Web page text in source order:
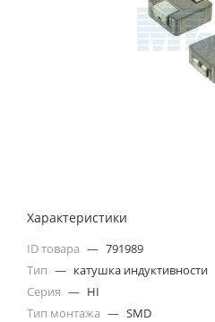
Характеристики
ID товара — 791989
Тип — катушка индуктивности
Серия — HI
Тип монтажа — SMD